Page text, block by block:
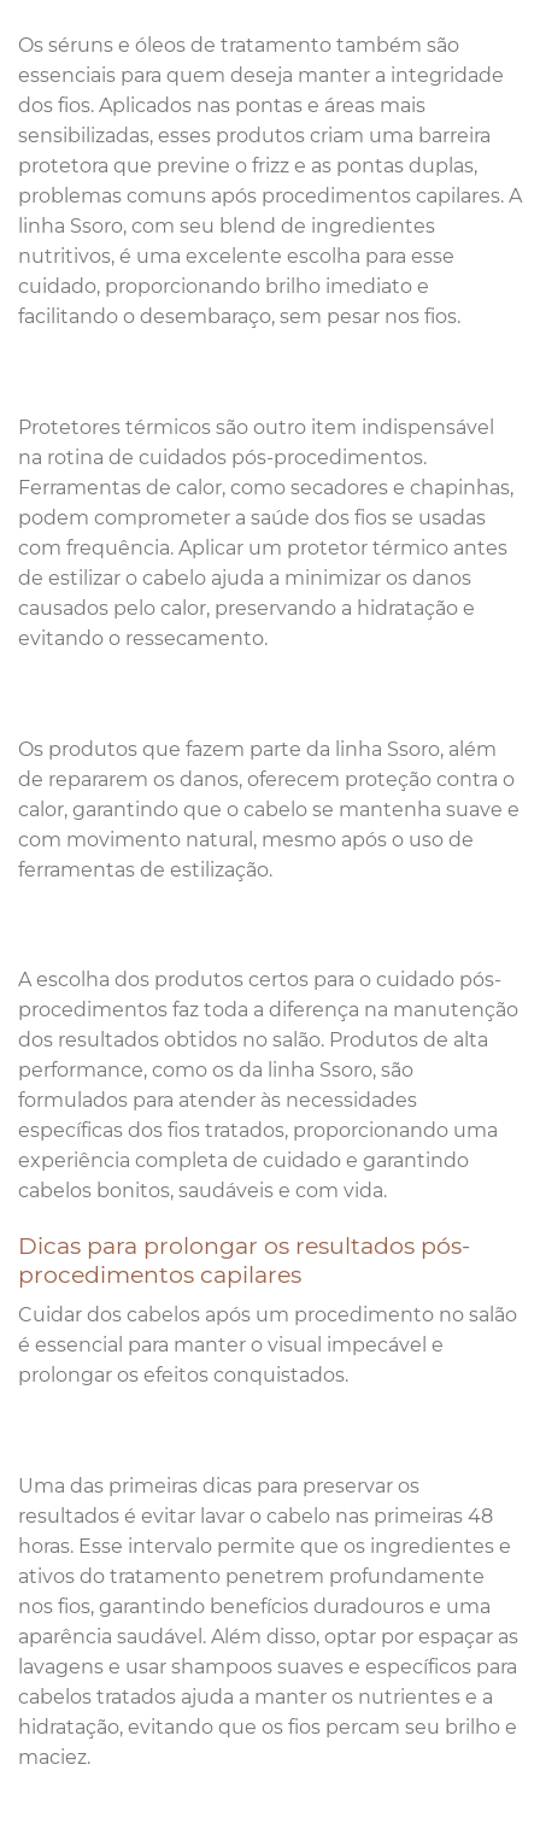
Os séruns e óleos de tratamento também são
essenciais para quem deseja manter a integridade
dos fios. Aplicados nas pontas e áreas mais
sensibilizadas, esses produtos criam uma barreira
protetora que previne o frizz e as pontas duplas,
problemas comuns após procedimentos capilares. A
linha Ssoro, com seu blend de ingredientes
nutritivos, é uma excelente escolha para esse
cuidado, proporcionando brilho imediato e
facilitando o desembaraço, sem pesar nos fios.
Protetores térmicos são outro item indispensável
na rotina de cuidados pós-procedimentos.
Ferramentas de calor, como secadores e chapinhas,
podem comprometer a saúde dos fios se usadas
com frequência. Aplicar um protetor térmico antes
de estilizar o cabelo ajuda a minimizar os danos
causados pelo calor, preservando a hidratação e
evitando o ressecamento.
Os produtos que fazem parte da linha Ssoro, além
de repararem os danos, oferecem proteção contra o
calor, garantindo que o cabelo se mantenha suave e
com movimento natural, mesmo após o uso de
ferramentas de estilização.
A escolha dos produtos certos para o cuidado pós-
procedimentos faz toda a diferença na manutenção
dos resultados obtidos no salão. Produtos de alta
performance, como os da linha Ssoro, são
formulados para atender às necessidades
específicas dos fios tratados, proporcionando uma
experiência completa de cuidado e garantindo
cabelos bonitos, saudáveis e com vida.
Dicas para prolongar os resultados pós-
procedimentos capilares
Cuidar dos cabelos após um procedimento no salão
é essencial para manter o visual impecável e
prolongar os efeitos conquistados.
Uma das primeiras dicas para preservar os
resultados é evitar lavar o cabelo nas primeiras 48
horas. Esse intervalo permite que os ingredientes e
ativos do tratamento penetrem profundamente
nos fios, garantindo benefícios duradouros e uma
aparência saudável. Além disso, optar por espaçar as
lavagens e usar shampoos suaves e específicos para
cabelos tratados ajuda a manter os nutrientes e a
hidratação, evitando que os fios percam seu brilho e
maciez.